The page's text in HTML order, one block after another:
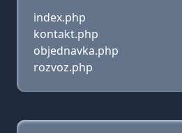
index.php
kontakt.php
objednavka.php
rozvoz.php